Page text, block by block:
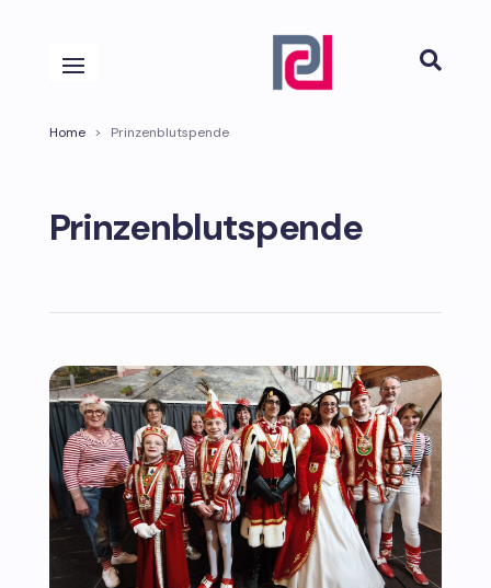

Home > Prinzenblutspende
Prinzenblutspende